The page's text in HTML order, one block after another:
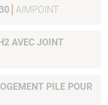
AIMPOINT
PILE POUR